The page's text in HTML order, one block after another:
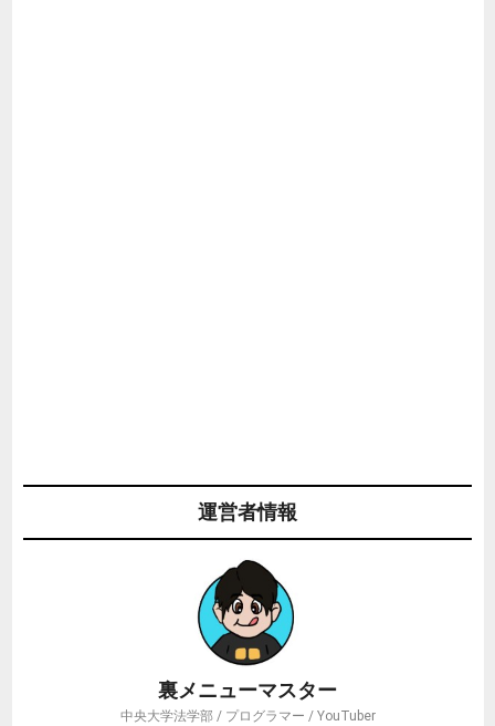
運営者情報
裏メニューマスター
中央大学法学部 / プログラマー / YouTuber